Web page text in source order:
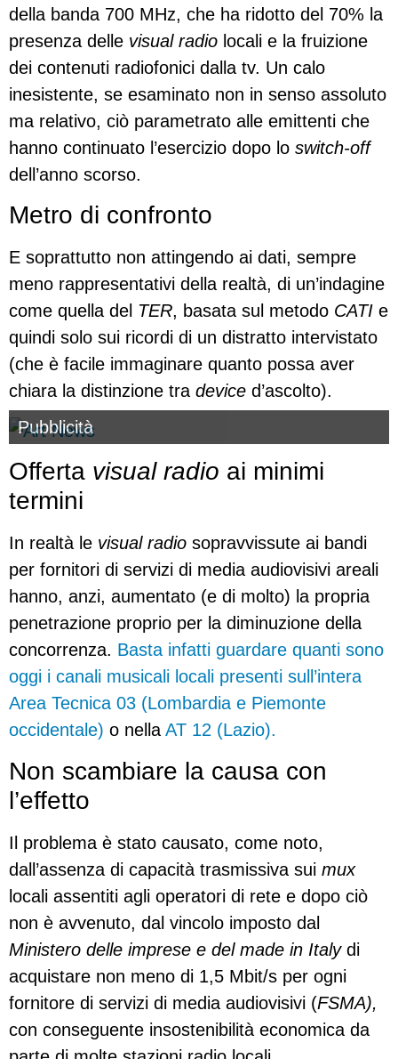
della banda 700 MHz, che ha ridotto del 70% la
presenza delle visual radio locali e la fruizione
dei contenuti radiofonici dalla tv. Un calo
inesistente, se esaminato non in senso assoluto
ma relativo, ciò parametrato alle emittenti che
hanno continuato l’esercizio dopo lo switch-off
dell’anno scorso.
Metro di confronto
E soprattutto non attingendo ai dati, sempre
meno rappresentativi della realtà, di un’indagine
come quella del TER, basata sul metodo CATI e
quindi solo sui ricordi di un distratto intervistato
(che è facile immaginare quanto possa aver
chiara la distinzione tra device d’ascolto).
Pubblicità
Offerta visual radio ai minimi
termini
In realtà le visual radio sopravvissute ai bandi
per fornitori di servizi di media audiovisivi areali
hanno, anzi, aumentato (e di molto) la propria
penetrazione proprio per la diminuzione della
concorrenza. Basta infatti guardare quanti sono
oggi i canali musicali locali presenti sull’intera
Area Tecnica 03 (Lombardia e Piemonte
occidentale) o nella AT 12 (Lazio).
Non scambiare la causa con
l’effetto
Il problema è stato causato, come noto,
dall’assenza di capacità trasmissiva sui mux
locali assentiti agli operatori di rete e dopo ciò
non è avvenuto, dal vincolo imposto dal
Ministero delle imprese e del made in Italydi
acquistare non meno di 1,5 Mbit/s per ogni
fornitore di servizi di media audiovisivi (FSMA),
con conseguente insostenibilità economica da